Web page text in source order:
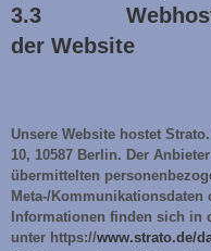
3.3
der Website
Unsere Website hostet
10, 10587 Berlin. Der
übermittelten
Meta-/Kommunikationsdaten
Informationen finden sich in
unter https://www.strato.de/